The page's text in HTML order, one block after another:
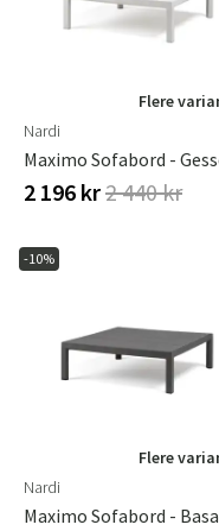
Flere
Nardi
Maximo Sofabord -
2 196 kr2 440 kr
-10%
Flere
Nardi
Maximo Sofabord -